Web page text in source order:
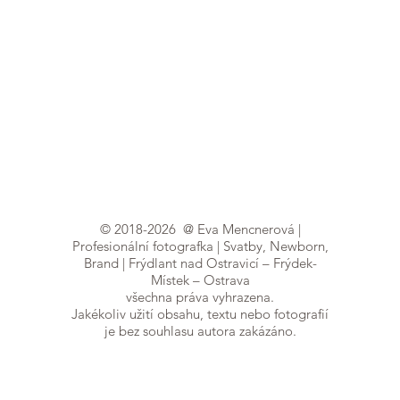
© 2018-2026@ Eva Mencnerová |
Profesionální fotografka | Svatby, Newborn,
Brand | Frýdlant nad Ostravicí – Frýdek-
Místek – Ostrava
všechna práva vyhrazena.
Jakékoliv užití obsahu, textu nebo fotografií
je bez souhlasu autora zakázáno.